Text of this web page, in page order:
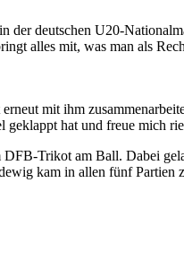
deutschen U20-
alles mit, was man als
mit ihm
hat und freue mich
Trikot am Ball. Dabei
kam in allen fünf Partien